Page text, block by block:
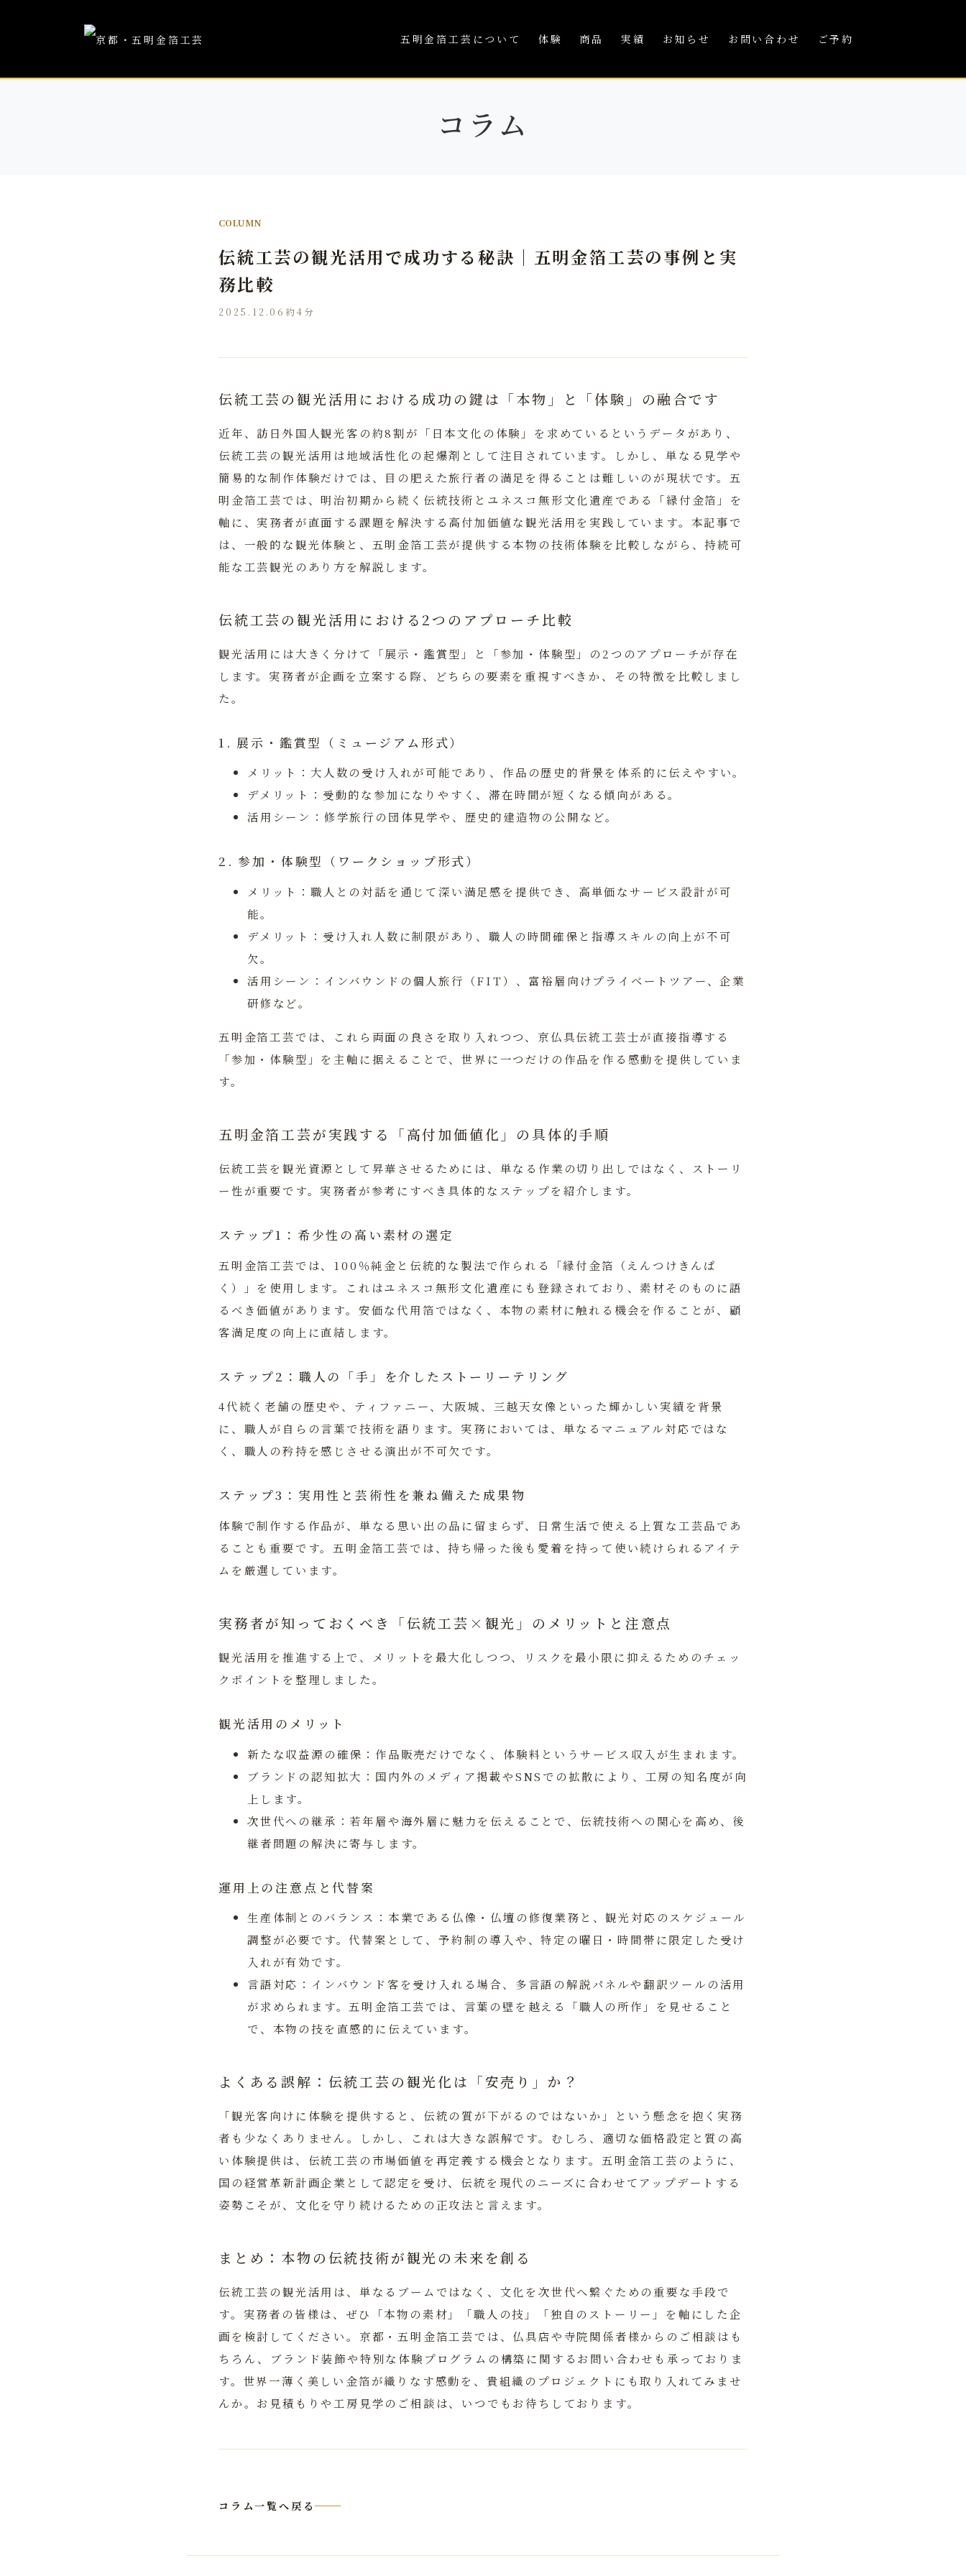
五明金箔工芸について 体験 商品 実績 お知らせ お問い合わせ ご予約
コラム
COLUMN
伝統工芸の観光活用で成功する秘訣｜五明金箔工芸の事例と実
務比較
2025.12.06 約4分
伝統工芸の観光活用における成功の鍵は「本物」と「体験」の融合です
近年、訪日外国人観光客の約8割が「日本文化の体験」を求めているというデータがあり、
伝統工芸の観光活用は地域活性化の起爆剤として注目されています。しかし、単なる見学や
簡易的な制作体験だけでは、目の肥えた旅行者の満足を得ることは難しいのが現状です。 五
明金箔工芸では、明治初期から続く伝統技術とユネスコ無形文化遺産である「縁付金箔」を
軸に、実務者が直面する課題を解決する高付加価値な観光活用を実践しています。本記事で
は、一般的な観光体験と、五明金箔工芸が提供する本物の技術体験を比較しながら、持続可
能な工芸観光のあり方を解説します。
伝統工芸の観光活用における2つのアプローチ比較
観光活用には大きく分けて「展示・鑑賞型」と「参加・体験型」の2つのアプローチが存在
します。実務者が企画を立案する際、どちらの要素を重視すべきか、その特徴を比較しまし
た。
1. 展示・鑑賞型（ミュージアム形式）
メリット： 大人数の受け入れが可能であり、作品の歴史的背景を体系的に伝えやすい。
デメリット： 受動的な参加になりやすく、滞在時間が短くなる傾向がある。
活用シーン： 修学旅行の団体見学や、歴史的建造物の公開など。
2. 参加・体験型（ワークショップ形式）
メリット： 職人との対話を通じて深い満足感を提供でき、高単価なサービス設計が可
能。
デメリット： 受け入れ人数に制限があり、職人の時間確保と指導スキルの向上が不可
欠。
活用シーン： インバウンドの個人旅行（FIT）、富裕層向けプライベートツアー、企業
研修など。
五明金箔工芸では、これら両面の良さを取り入れつつ、京仏具伝統工芸士が直接指導する
「参加・体験型」を主軸に据えることで、世界に一つだけの作品を作る感動を提供していま
す。
五明金箔工芸が実践する「高付加価値化」の具体的手順
伝統工芸を観光資源として昇華させるためには、単なる作業の切り出しではなく、ストーリ
ー性が重要です。実務者が参考にすべき具体的なステップを紹介します。
ステップ1：希少性の高い素材の選定
五明金箔工芸では、100％純金と伝統的な製法で作られる「縁付金箔（えんつけきんぱ
く）」を使用します。これはユネスコ無形文化遺産にも登録されており、素材そのものに語
るべき価値があります。安価な代用箔ではなく、本物の素材に触れる機会を作ることが、顧
客満足度の向上に直結します。
ステップ2：職人の「手」を介したストーリーテリング
4代続く老舗の歴史や、ティファニー、大阪城、三越天女像といった輝かしい実績を背景
に、職人が自らの言葉で技術を語ります。実務においては、単なるマニュアル対応ではな
く、職人の矜持を感じさせる演出が不可欠です。
ステップ3：実用性と芸術性を兼ね備えた成果物
体験で制作する作品が、単なる思い出の品に留まらず、日常生活で使える上質な工芸品であ
ることも重要です。五明金箔工芸では、持ち帰った後も愛着を持って使い続けられるアイテ
ムを厳選しています。
実務者が知っておくべき「伝統工芸×観光」のメリットと注意点
観光活用を推進する上で、メリットを最大化しつつ、リスクを最小限に抑えるためのチェッ
クポイントを整理しました。
観光活用のメリット
新たな収益源の確保： 作品販売だけでなく、体験料というサービス収入が生まれます。
ブランドの認知拡大： 国内外のメディア掲載やSNSでの拡散により、工房の知名度が向
上します。
次世代への継承： 若年層や海外層に魅力を伝えることで、伝統技術への関心を高め、後
継者問題の解決に寄与します。
運用上の注意点と代替案
生産体制とのバランス： 本業である仏像・仏壇の修復業務と、観光対応のスケジュール
調整が必要です。代替案 として、予約制の導入や、特定の曜日・時間帯に限定した受け
入れが有効です。
言語対応： インバウンド客を受け入れる場合、多言語の解説パネルや翻訳ツールの活用
が求められます。五明金箔工芸では、言葉の壁を越える「職人の所作」を見せること
で、本物の技を直感的に伝えています。
よくある誤解：伝統工芸の観光化は「安売り」か？
「観光客向けに体験を提供すると、伝統の質が下がるのではないか」という懸念を抱く実務
者も少なくありません。しかし、これは大きな誤解です。むしろ、適切な価格設定と質の高
い体験提供は、伝統工芸の市場価値を再定義する機会となります。 五明金箔工芸 のように、
国の経営革新計画企業として認定を受け、伝統を現代のニーズに合わせてアップデートする
姿勢こそが、文化を守り続けるための正攻法と言えます。
まとめ：本物の伝統技術が観光の未来を創る
伝統工芸の観光活用は、単なるブームではなく、文化を次世代へ繋ぐための重要な手段で
す。実務者の皆様は、ぜひ「本物の素材」「職人の技」「独自のストーリー」を軸にした企
画を検討してください。京都・五明金箔工芸では、仏具店や寺院関係者様からのご相談はも
ちろん、ブランド装飾や特別な体験プログラムの構築に関するお問い合わせも承っておりま
す。世界一薄く美しい金箔が織りなす感動を、貴組織のプロジェクトにも取り入れてみませ
んか。お見積もりや工房見学のご相談は、いつでもお待ちしております。
コラム一覧へ戻る